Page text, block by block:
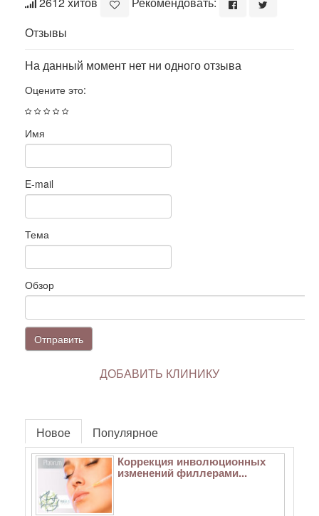
Отзывы
На данный момент нет ни одного отзыва
Оцените это:
Имя
E-mail
Тема
Обзор
Отправить
ДОБАВИТЬ КЛИНИКУ
Новое Популярное
Коррекция инволюционных
изменений филлерами...